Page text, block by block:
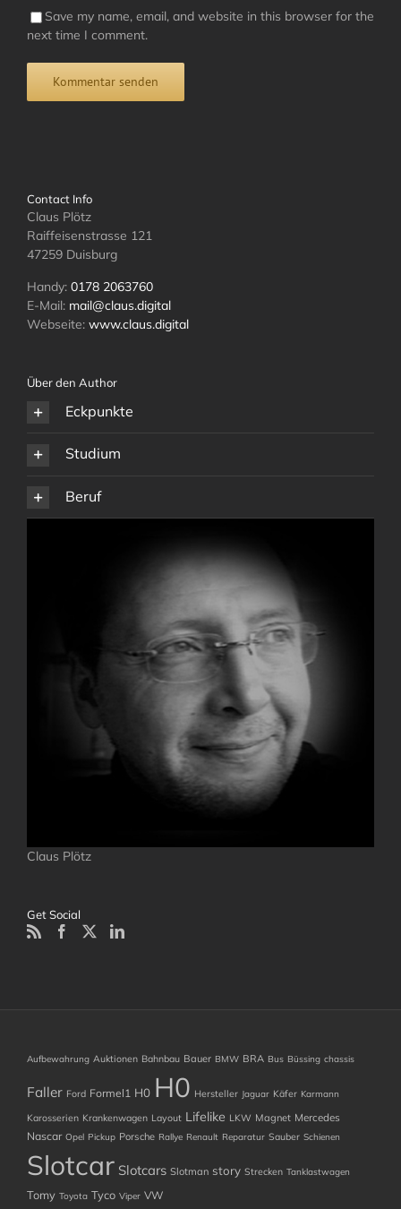
Save my name, email, and website in this browser for the
next time I comment.
Contact Info
Claus Plötz
Raiffeisenstrasse 121
47259 Duisburg
Handy: 0178 2063760
E-Mail: mail@claus.digital
Webseite: www.claus.digital
Über den Author
Eckpunkte
Studium
Beruf
Claus Plötz
Get Social
Aufbewahrung Auktionen Bahnbau Bauer BMW BRA Bus Büssing chassis
Faller Ford Formel1 H0 H0 Hersteller Jaguar Käfer Karmann
Karosserien Krankenwagen Layout Lifelike LKW Magnet Mercedes
Nascar Opel Pickup Porsche Rallye Renault Reparatur Sauber Schienen
Slotcar Slotcars Slotman story Strecken Tanklastwagen
Tomy Toyota Tyco Viper VW